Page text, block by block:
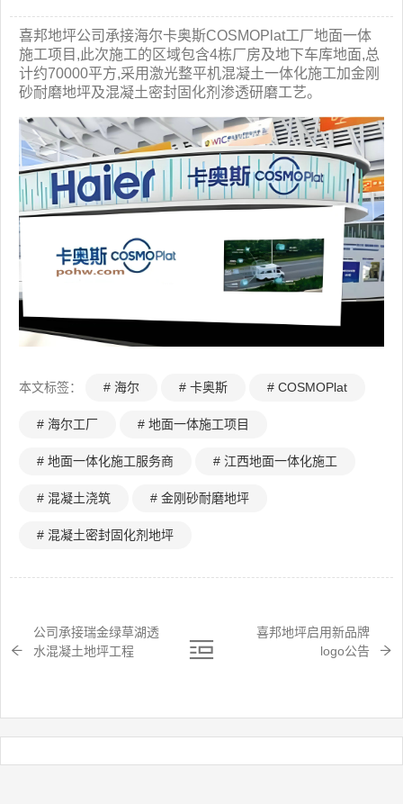
喜邦地坪公司承接海尔卡奥斯COSMOPlat工厂地面一体
施工项目,此次施工的区域包含4栋厂房及地下车库地面,总
计约70000平方,采用激光整平机混凝土一体化施工加金刚
砂耐磨地坪及混凝土密封固化剂渗透研磨工艺。
本文标签： # 海尔 # 卡奥斯 # COSMOPlat
# 海尔工厂 # 地面一体施工项目
# 地面一体化施工服务商 # 江西地面一体化施工
# 混凝土浇筑 # 金刚砂耐磨地坪
# 混凝土密封固化剂地坪
公司承接瑞金绿草湖透
水混凝土地坪工程
喜邦地坪启用新品牌
logo公告